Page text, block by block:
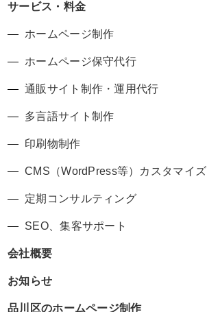
サービス・料金
ホームページ制作
ホームページ保守代行
通販サイト制作・運用代行
多言語サイト制作
印刷物制作
CMS（WordPress等）カスタマイズ
定期コンサルティング
SEO、集客サポート
会社概要
お知らせ
品川区のホームページ制作